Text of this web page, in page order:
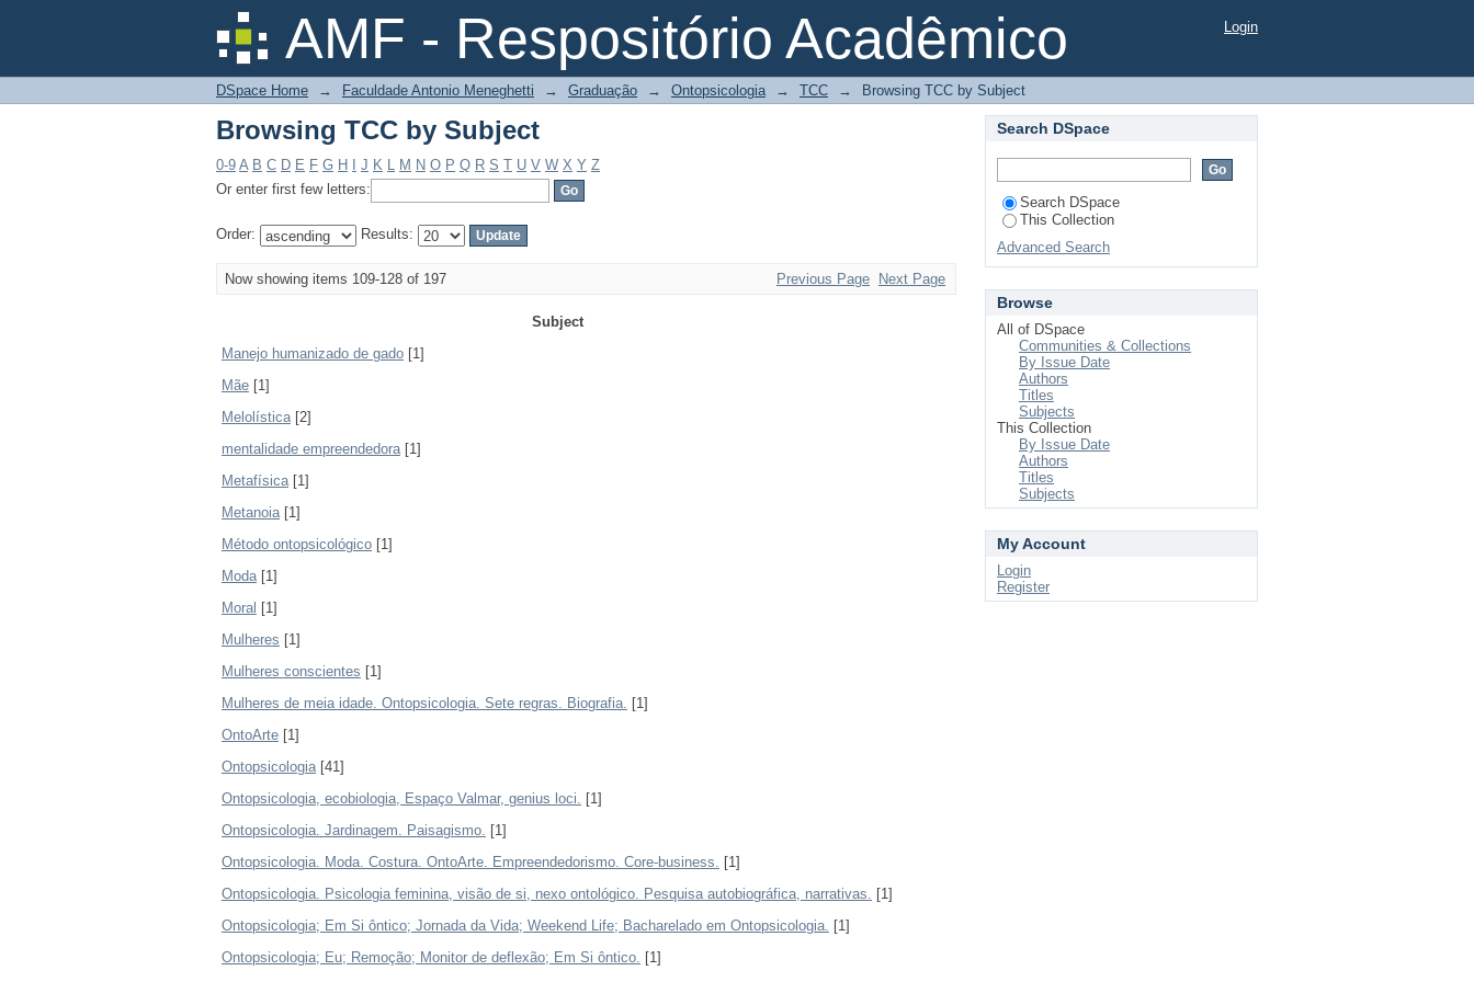
AMF - Respositório Acadêmico
Browsing TCC by Subject Login
DSpace Home → Faculdade Antonio Meneghetti → Graduação → Ontopsicologia → TCC → Browsing TCC by Subject
Browsing TCC by Subject
0-9 A B C D E F G H J K L M N O P Q R S T U V W X Y Z
Or enter first few letters:
Order: Results:
Now showing items 109-128 of 197 Previous Page Next Page
Subject
Manejo humanizado de gado [1]
Mãe [1]
Melolística[2]
mentalidade empreendedora[1]
Metafísica[1]
Metanoia[1]
Método ontopsicológico [1]
Moda[1]
Moral [1]
Mulheres [1]
Mulheres conscientes [1]
Mulheres de meia idade. Ontopsicologia. Sete regras. Biografia. [1]
OntoArte [1]
Ontopsicologia[41]
Ontopsicologia, ecobiologia, Espaço Valmar, genius loci. [1]
Ontopsicologia. Jardinagem. Paisagismo. [1]
Ontopsicologia. Moda. Costura. OntoArte. Empreendedorismo. Core-business. [1]
Ontopsicologia. Psicologia feminina, visão de si, nexo ontológico. Pesquisa autobiográfica, narrativas. [1]
Ontopsicologia; Em Si ôntico; Jornada da Vida; Weekend Life; Bacharelado em Ontopsicologia. [1]
Ontopsicologia; Eu; Remoção; Monitor de deflexão; Em Si ôntico. [1]
Search DSpace
Search DSpace
This Collection
Advanced Search
Browse
All of DSpace
Communities & Collections
By Issue Date
Authors
Titles
Subjects
This Collection
By Issue Date
Authors
Titles
Subjects
My Account
Login
Register